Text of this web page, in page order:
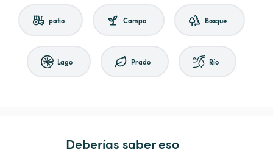
patio Campo Bosque
Lago Prado Río
Deberías saber eso